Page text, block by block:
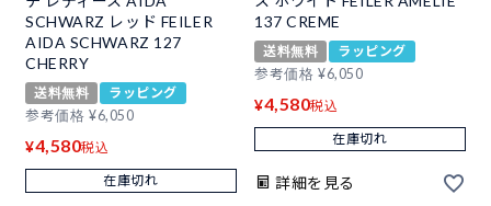
SCHWARZ レッド FEILER
AIDA SCHWARZ 127
CHERRY
送料無料
ラッピング
参考価格 ¥6,050
¥4,580税込
在庫切れ
137 CREME
送料無料
ラッピング
参考価格 ¥6,050
¥4,580税込
在庫切れ
詳細を見る